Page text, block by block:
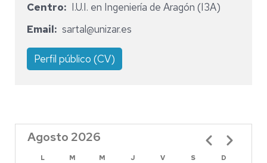
Centro
I.U.I. en Ingeniería de Aragón (I3A)
Email
sartal@unizar.es
Perfil público (CV)
Agosto 2026
L M M J V S
D
Paginación